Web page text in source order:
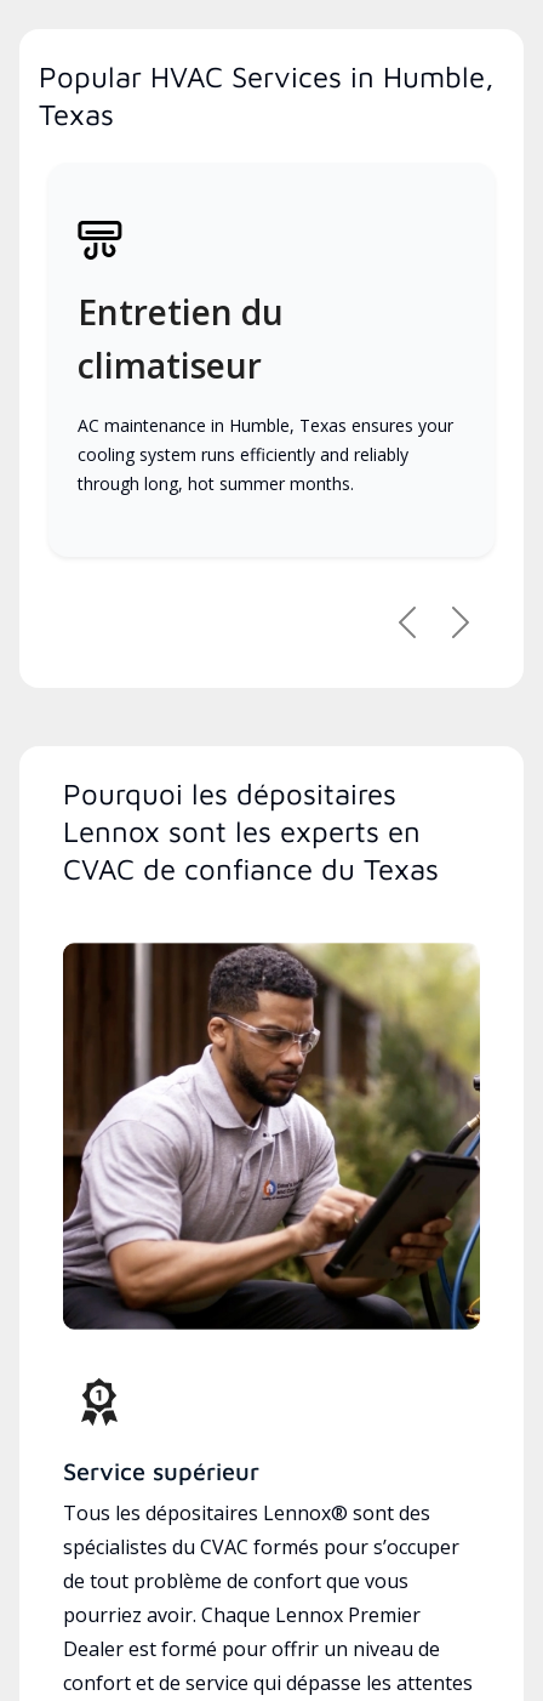
Popular HVAC Services in Humble,
Texas
Entretien du
climatiseur
AC maintenance in Humble, Texas ensures your
cooling system runs efficiently and reliably
through long, hot summer months.
PrécédentSuivant
Pourquoi les dépositaires
Lennox sont les experts en
CVAC de confiance du Texas
Service supérieur
Tous les dépositaires Lennox® sont des
spécialistes du CVAC formés pour s’occuper
de tout problème de confort que vous
pourriez avoir. Chaque Lennox Premier
Dealer est formé pour offrir un niveau de
confort et de service qui dépasse les attentes